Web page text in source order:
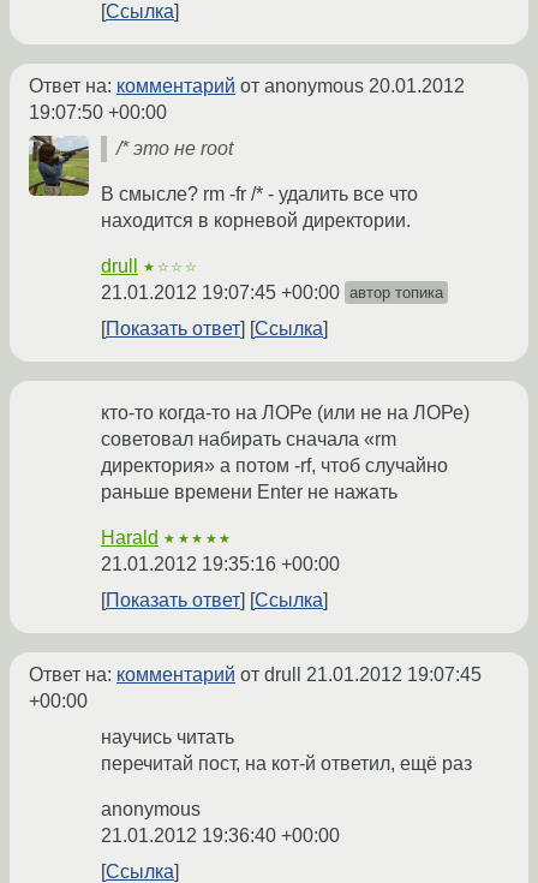
Ссылка
Ответ на: комментарий от anonymous 20.01.2012
19:07:50 +00:00
/* это не root
В смысле? rm -fr /* - удалить все что
находится в корневой директории.
drull ★☆☆☆
21.01.2012 19:07:45 +00:00 автор топика
Показать ответ Ссылка
кто-то когда-то на ЛОРе (или не на ЛОРе)
советовал набирать сначала «rm
директория» а потом -rf, чтоб случайно
раньше времени Enter не нажать
Harald ★★★★★
21.01.2012 19:35:16 +00:00
Показать ответ
Ссылка
Ответ на: комментарий от drull 21.01.2012 19:07:45
+00:00
научись читать
перечитай пост, на кот-й ответил, ещё раз
anonymous
21.01.2012 19:36:40 +00:00
Ссылка